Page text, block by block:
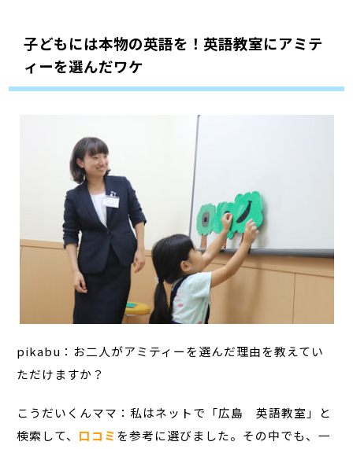
子どもには本物の英語を！英語教室にアミテ
ィーを選んだワケ
pikabu：お二人がアミティーを選んだ理由を教えてい
ただけますか？
こうだいくんママ：私はネットで「広島 英語教室」と
検索して、 口コミ を参考に選びました。その中でも、一